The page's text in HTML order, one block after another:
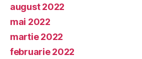
august 2022
mai 2022
martie 2022
februarie 2022